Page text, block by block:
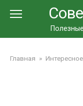
Главная » Интересное